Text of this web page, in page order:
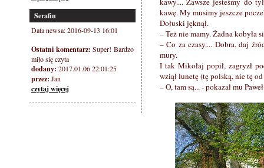
Serafin
Data newsa: 2016-09-13 16:01
Ostatni komentarz: Super! Bardzo
miło się czyta
dodany: 2017.01.06 22:01:25
przez: Jan
czytaj więcej
kawę. My musimy jeszcze
Dołuski jęknął.
– Też nie mamy. Żadna kobyła
– Co za czasy.... Dobra, daj
mury.
I tak Mikołaj popił, zagryzł
wziął lunetę (tę polską, nie tę
– O, tam są... - pokazał mu